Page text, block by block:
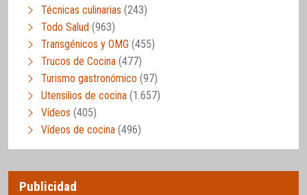
Técnicas culinarias (243)
Todo Salud (963)
Transgénicos y OMG (455)
Trucos de Cocina (477)
Turismo gastronómico (97)
Utensilios de cocina (1.657)
Vídeos (405)
Vídeos de cocina (496)
Publicidad